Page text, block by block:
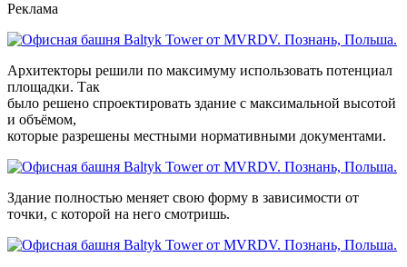
Реклама
Архитекторы решили по максимуму использовать потенциал
площадки. Так
было решено спроектировать здание с максимальной высотой
и объёмом,
которые разрешены местными нормативными документами.
Здание полностью меняет свою форму в зависимости от
точки, с которой на него смотришь.